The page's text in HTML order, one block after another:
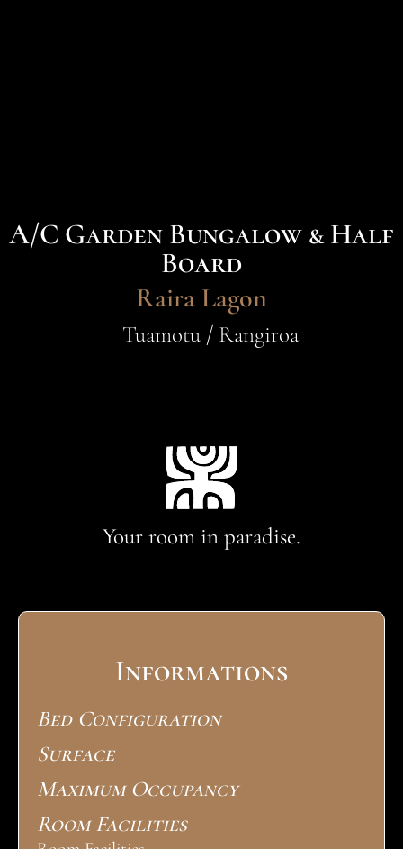
A/C Garden Bungalow & Half
Board
Raira Lagon
Tuamotu / Rangiroa
Your room in paradise.
Informations
Bed Configuration
Surface
Maximum Occupancy
Room Facilities